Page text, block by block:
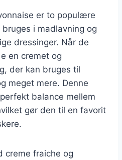
er to populære
i madlavning og
dressinger. Når de
en cremet og
der kan bruges til
meget mere. Denne
balance mellem
gør den til en favorit
creme fraiche og